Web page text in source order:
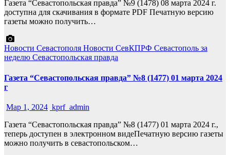
Газета “Севастопольская правда” №9 (1478) 08 марта 2024 г.
доступна для скачивания в формате PDF Печатную версию
газеты можно получить…
Новости Севастополя Новости СевКПРФ Севастополь за
неделю Севастопольская правда
Газета “Севастопольская правда” №8 (1477) 01 марта 2024
г
Мар 1, 2024 kprf_admin
Газета “Севастопольская правда” №8 (1477) 01 марта 2024 г.,
теперь доступен в электронном видеПечатную версию газеты
можно получить в севастопольском…